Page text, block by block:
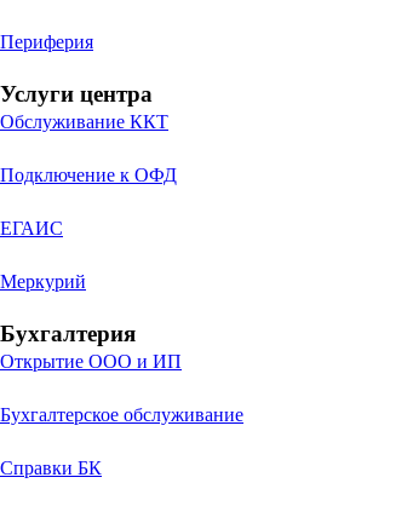
Периферия
Услуги центра
Обслуживание ККТ
Подключение к ОФД
ЕГАИС
Меркурий
Бухгалтерия
Открытие ООО и ИП
Бухгалтерское обслуживание
Справки БК